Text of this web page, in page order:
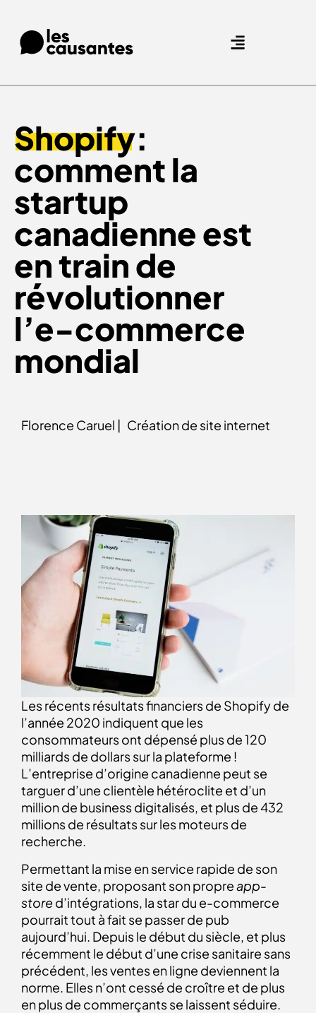
Shopify:
comment la
startup
canadienne est
en train de
révolutionner
l’e-commerce
mondial
Florence Caruel | Création de site internet
Les récents résultats financiers de Shopify de
l’année 2020 indiquent que les
consommateurs ont dépensé plus de 120
milliards de dollars sur la plateforme !
L’entreprise d’origine canadienne peut se
targuer d’une clientèle hétéroclite et d’un
million de business digitalisés, et plus de 432
millions de résultats sur les moteurs de
recherche.
Permettant la mise en service rapide de son
site de vente, proposant son propreapp-
stored’intégrations, la star du e-commerce
pourrait tout à fait se passer de pub
aujourd’hui. Depuis le début du siècle, et plus
récemment le début d’une crise sanitaire sans
précédent, les ventes en ligne deviennent la
norme. Elles n’ont cessé de croître et de plus
en plus de commerçants se laissent séduire.